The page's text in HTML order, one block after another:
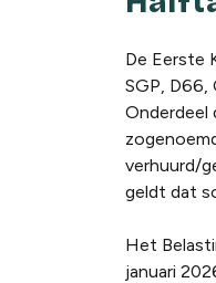
De Eerste
SGP, D66,
Onderdeel
verhuurd/
geldt dat
Het
januari